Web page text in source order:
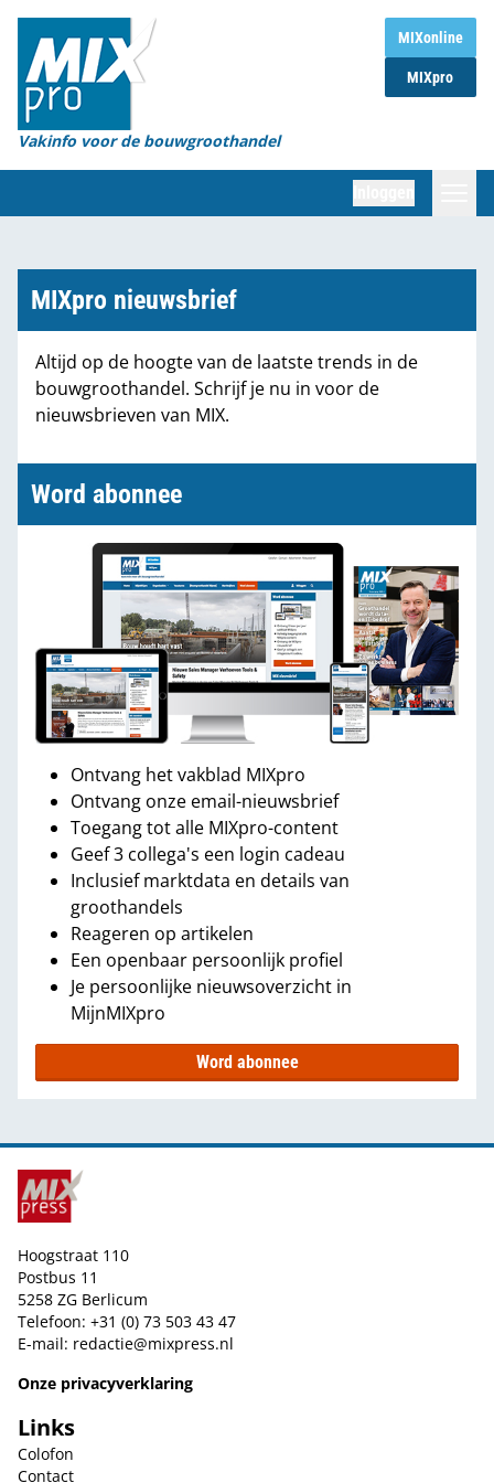
MIXonline
MIXpro
Vakinfo voor de bouwgroothandel
Home
Magazines
Organisaties
Marktcijfers
Partners
MIXpro nieuwsbrief
Altijd op de hoogte van de laatste trends in de
bouwgroothandel. Schrijf je nu in voor de
nieuwsbrieven van MIX.
Word abonnee
Ontvang het vakblad MIXpro
Ontvang onze email-nieuwsbrief
Toegang tot alle MIXpro-content
Geef 3 collega's een login cadeau
Inclusief marktdata en details van
groothandels
Reageren op artikelen
Een openbaar persoonlijk profiel
Je persoonlijke nieuwsoverzicht in
MijnMIXpro
Word abonnee
Hoogstraat 110
Postbus 11
5258 ZG Berlicum
Telefoon: +31 (0) 73 503 43 47
E-mail: redactie@mixpress.nl
Onze privacyverklaring
Links
Colofon
Contact